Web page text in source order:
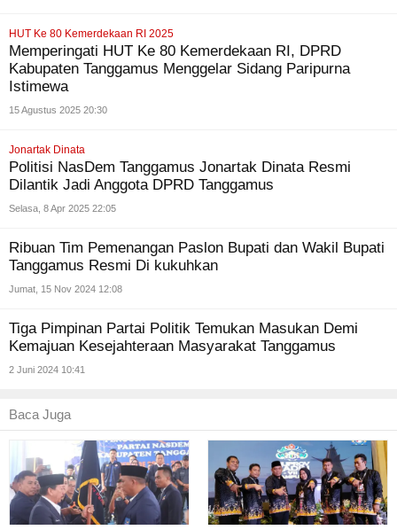
HUT Ke 80 Kemerdekaan RI 2025
Memperingati HUT Ke 80 Kemerdekaan RI, DPRD
Kabupaten Tanggamus Menggelar Sidang Paripurna
Istimewa
15 Agustus 2025 20:30
Jonartak Dinata
Politisi NasDem Tanggamus Jonartak Dinata Resmi
Dilantik Jadi Anggota DPRD Tanggamus
Selasa, 8 Apr 2025 22:05
Ribuan Tim Pemenangan Paslon Bupati dan Wakil Bupati
Tanggamus Resmi Di kukuhkan
Jumat, 15 Nov 2024 12:08
Tiga Pimpinan Partai Politik Temukan Masukan Demi
Kemajuan Kesejahteraan Masyarakat Tanggamus
2 Juni 2024 10:41
Baca Juga